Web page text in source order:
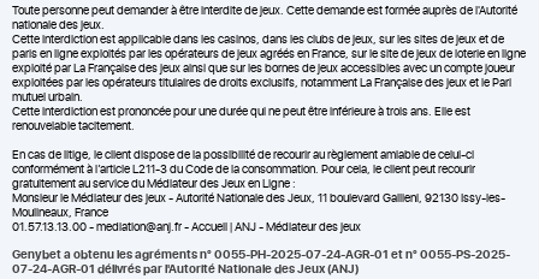
Toute personne peut demander à être interdite de jeux. Cette demande est formée auprès de l'Autorité
nationale des jeux.
Cette interdiction est applicable dans les casinos, dans les clubs de jeux, sur les sites de jeux et de
paris en ligne exploités par les opérateurs de jeux agréés en France, sur le site de jeux de loterie en ligne
exploité par La Française des jeux ainsi que sur les bornes de jeux accessibles avec un compte joueur
exploitées par les opérateurs titulaires de droits exclusifs, notamment La Française des jeux et le Pari
mutuel urbain.
Cette interdiction est prononcée pour une durée qui ne peut être inférieure à trois ans. Elle est
renouvelable tacitement.
En cas de litige, le client dispose de la possibilité de recourir au règlement amiable de celui-ci
conformément à l’article L211-3 du Code de la consommation. Pour cela, le client peut recourir
gratuitement au service du Médiateur des Jeux en Ligne :
Monsieur le Médiateur des jeux - Autorité Nationale des Jeux, 11 boulevard Gallieni, 92130 Issy-les-
Moulineaux, France
01.57.13.13.00 - mediation@anj.fr -Accueil | ANJ - Médiateur des jeux
Genybet a obtenu les agréments n° 0055-PH-2025-07-24-AGR-01 et n° 0055-PS-2025-
07-24-AGR-01 délivrés par l'Autorité Nationale des Jeux (ANJ)